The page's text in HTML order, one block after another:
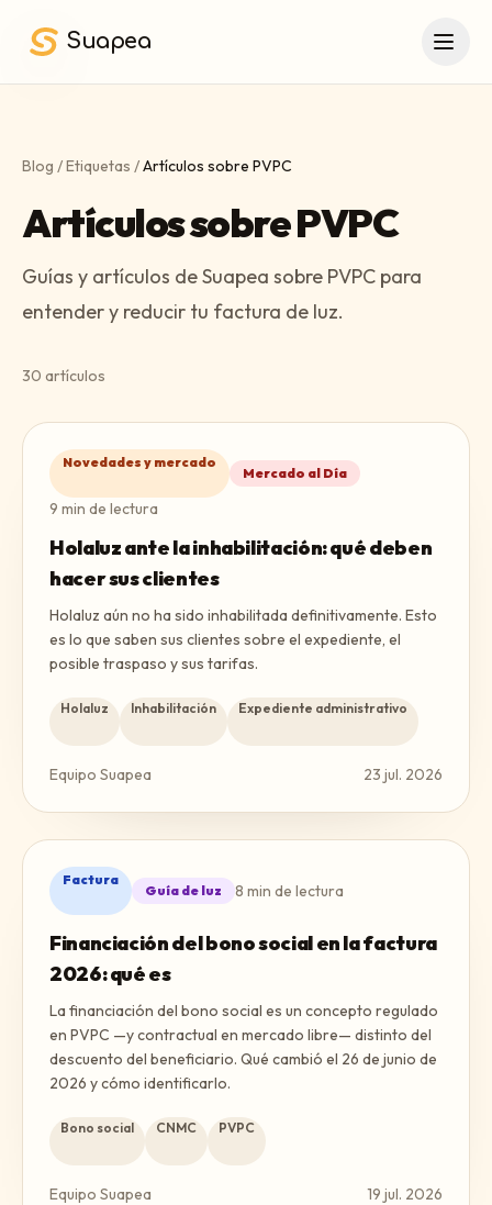
Suapea
Blog /Etiquetas /Artículos sobre PVPC
Artículos sobre PVPC
Guías y artículos de Suapea sobre PVPC para
entender y reducir tu factura de luz.
30 artículos
Novedades y mercado
Mercado al Día
9 min de lectura
Holaluz ante la inhabilitación: qué deben
hacer sus clientes
Holaluz aún no ha sido inhabilitada definitivamente. Esto
es lo que saben sus clientes sobre el expediente, el
posible traspaso y sus tarifas.
Holaluz Inhabilitación Expediente administrativo
Equipo Suapea 23 jul. 2026
Factura
Guía de luz 8 min de lectura
Financiación del bono social en la factura
2026: qué es
La financiación del bono social es un concepto regulado
en PVPC —y contractual en mercado libre— distinto del
descuento del beneficiario. Qué cambió el 26 de junio de
2026 y cómo identificarlo.
Bono social CNMC PVPC
Equipo Suapea 19 jul. 2026